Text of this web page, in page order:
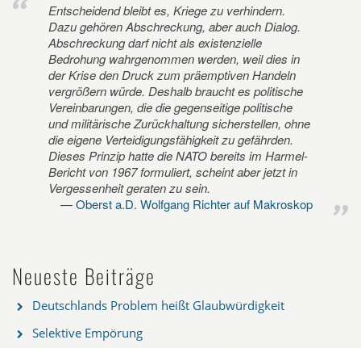
Entscheidend bleibt es, Kriege zu verhindern.
Dazu gehören Abschreckung, aber auch Dialog.
Abschreckung darf nicht als existenzielle
Bedrohung wahrgenommen werden, weil dies in
der Krise den Druck zum präemptiven Handeln
vergrößern würde. Deshalb braucht es politische
Vereinbarungen, die die gegenseitige politische
und militärische Zurückhaltung sicherstellen, ohne
die eigene Verteidigungsfähigkeit zu gefährden.
Dieses Prinzip hatte die NATO bereits im Harmel-
Bericht von 1967 formuliert, scheint aber jetzt in
Vergessenheit geraten zu sein.
Oberst a.D. Wolfgang Richter auf Makroskop
Neueste Beiträge
Deutschlands Problem heißt Glaubwürdigkeit
Selektive Empörung